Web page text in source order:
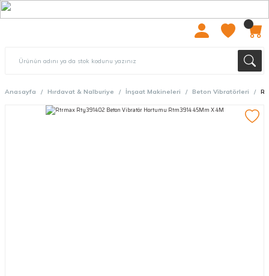
Anasayfa Hırdavat & Nalburiye İnşaat Makineleri Beton Vibratörleri